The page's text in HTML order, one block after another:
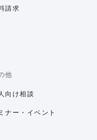
請求
他
向け相談
ナー・イベント